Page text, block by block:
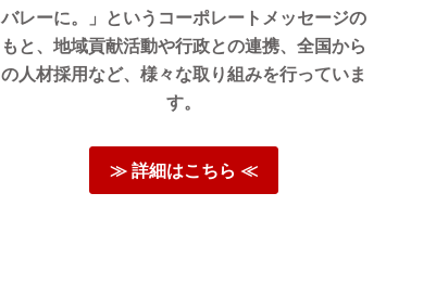
バレーに。」というコーポレートメッセージの
もと、地域貢献活動や行政との連携、全国から
の人材採用など、様々な取り組みを行っていま
す。
≫ 詳細はこちら ≪